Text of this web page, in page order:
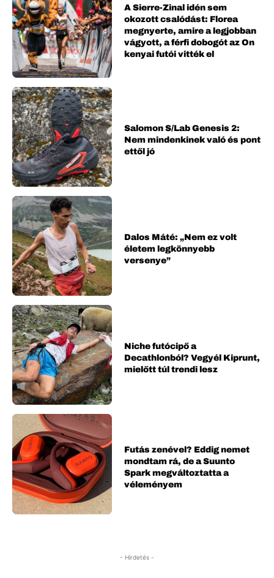
A Sierre-Zinal idén sem
okozott csalódást: Florea
megnyerte, amire a legjobban
vágyott, a férfi dobogót az On
kenyai futói vitték el
Salomon S/Lab Genesis 2:
Nem mindenkinek való és pont
ettől jó
Dalos Máté: „Nem ez volt
életem legkönnyebb
versenye”
Niche futócipő a
Decathlonból? Vegyél Kiprunt,
mielőtt túl trendi lesz
Futás zenével? Eddig nemet
mondtam rá, de a Suunto
Spark megváltoztatta a
véleményem
- Hirdetés -